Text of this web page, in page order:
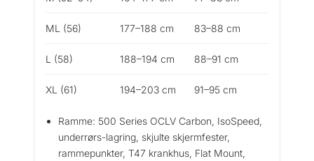
ML (56) 177–188 cm 83–88 cm
L (58) 188–194 cm 88–91 cm
XL (61) 194–203 cm 91–95 cm
Ramme: 500 Series OCLV Carbon, IsoSpeed,
underrørs-lagring, skjulte skjermfester,
rammepunkter, T47 krankhus, Flat Mount,